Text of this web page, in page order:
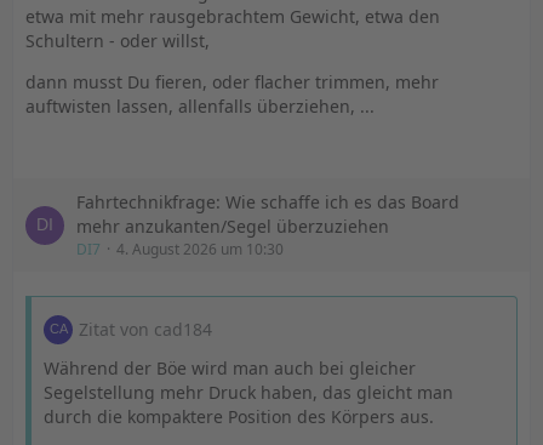
etwa mit mehr rausgebrachtem Gewicht, etwa den
Schultern - oder willst,
dann musst Du fieren, oder flacher trimmen, mehr
auftwisten lassen, allenfalls überziehen, ...
Fahrtechnikfrage: Wie schaffe ich es das Board
mehr anzukanten/Segel überzuziehen
DI7 4. August 2026 um 10:30
Zitat von cad184
Während der Böe wird man auch bei gleicher
Segelstellung mehr Druck haben, das gleicht man
durch die kompaktere Position des Körpers aus.